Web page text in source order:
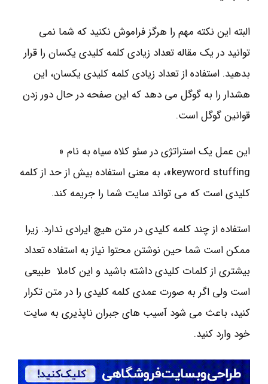
البته این نکته مهم را هرگز فراموش نکنید که شما نمی
توانید در یک مقاله تعداد زیادی کلمه کلیدی یکسان را قرار
بدهید. استفاده از تعداد زیادی کلمه کلیدی یکسان، این
هشدار را به گوگل می دهد که این صفحه در حال دور زدن
قوانین گوگل است.
این عمل یک استراتژی در سئو کلاه سیاه به نام «
keyword stuffing»، به معنی استفاده بیش از حد از کلمه
کلیدی است که می تواند سایت شما را جریمه کند.
استفاده از چند کلمه کلیدی در متن هیچ ایرادی ندارد. زیرا
ممکن است شما حین نوشتن محتوا نیاز به استفاده تعداد
بیشتری از کلمات کلیدی داشته باشید و این کاملا طبیعی
است ولی اگر به صورت عمدی کلمه کلیدی را در متن تکرار
کنید، باعث می شود آسیب های جبران ناپذیری به سایت
خود وارد کنید.